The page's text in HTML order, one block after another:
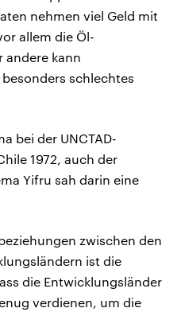
nehmen viel Geld mit
allem die Öl-
andere kann
schlechtes
bei der UNCTAD-
1972, auch der
Yifru sah darin eine
zwischen den
ist die
die Entwicklungsländer
verdienen, um die